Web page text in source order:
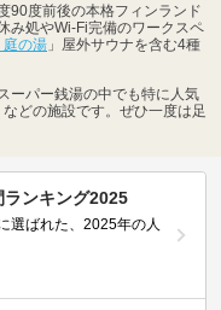
90度前後の本格フィンランド
み処やWi-Fi完備のワークスペ
庭の湯 」屋外サウナを含む4種
ーパー銭湯の中でも特に人気
などの施設です。ぜひ一度は足
ンキング2025
選ばれた、2025年の人